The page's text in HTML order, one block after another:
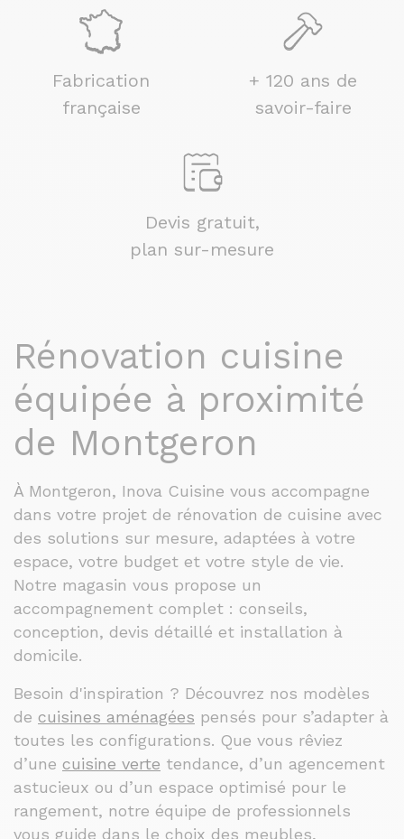
Fabrication
française
+ 120 ans de
savoir-faire
Devis gratuit,
plan sur-mesure
Rénovation cuisine
équipée à proximité
de Montgeron
À Montgeron, Inova Cuisine vous accompagne
dans votre projet de rénovation de cuisine avec
des solutions sur mesure, adaptées à votre
espace, votre budget et votre style de vie.
Notre magasin vous propose un
accompagnement complet : conseils,
conception, devis détaillé et installation à
domicile.
Besoin d'inspiration ? Découvrez nos modèles
de cuisines aménagées pensés pour s’adapter à
toutes les configurations. Que vous rêviez
d’une cuisine verte tendance, d’un agencement
astucieux ou d’un espace optimisé pour le
rangement, notre équipe de professionnels
vous guide dans le choix des meubles,